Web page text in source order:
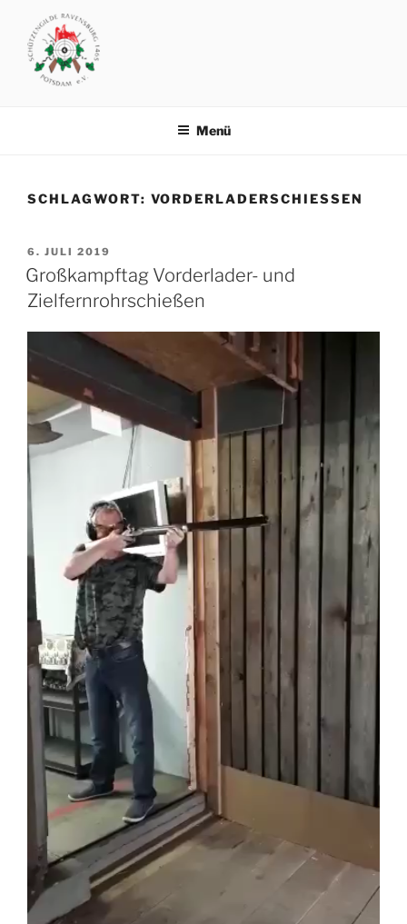
Inhalt
springen
RAVENSBURG1465 POTSDAM
Menü
SCHLAGWORT: VORDERLADERSCHIESSEN
VERÖFFENTLICHT
AM
6. JULI 2019
Großkampftag Vorderlader- und
Zielfernrohrschießen
Player